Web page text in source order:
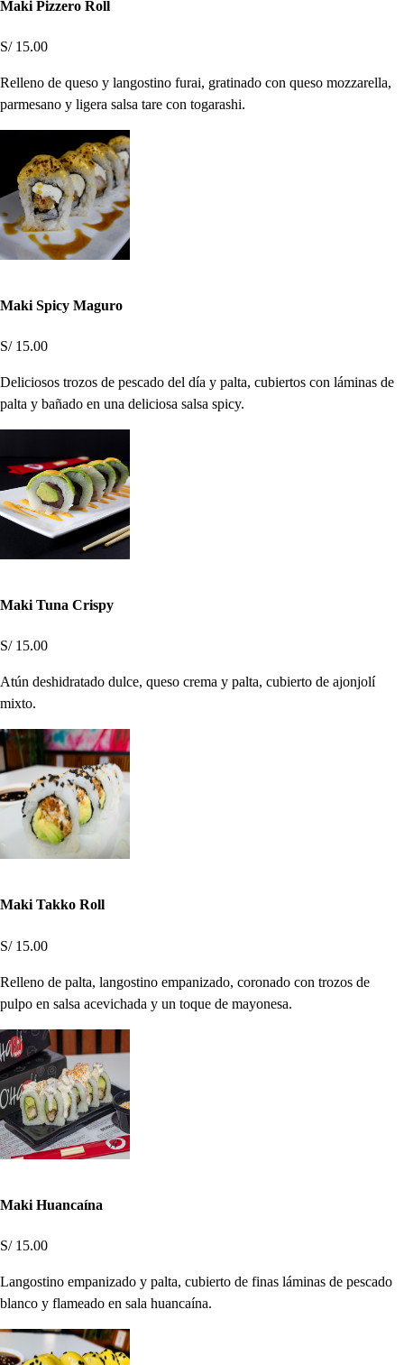
Maki Pizzero Roll
S/ 15.00
Relleno de queso y langostino furai, gratinado con queso mozzarella,
parmesano y ligera salsa tare con togarashi.
Maki Spicy Maguro
S/ 15.00
Deliciosos trozos de pescado del día y palta, cubiertos con láminas de
palta y bañado en una deliciosa salsa spicy.
Maki Tuna Crispy
S/ 15.00
Atún deshidratado dulce, queso crema y palta, cubierto de ajonjolí
mixto.
Maki Takko Roll
S/ 15.00
Relleno de palta, langostino empanizado, coronado con trozos de
pulpo en salsa acevichada y un toque de mayonesa.
Maki Huancaína
S/ 15.00
Langostino empanizado y palta, cubierto de finas láminas de pescado
blanco y flameado en sala huancaína.